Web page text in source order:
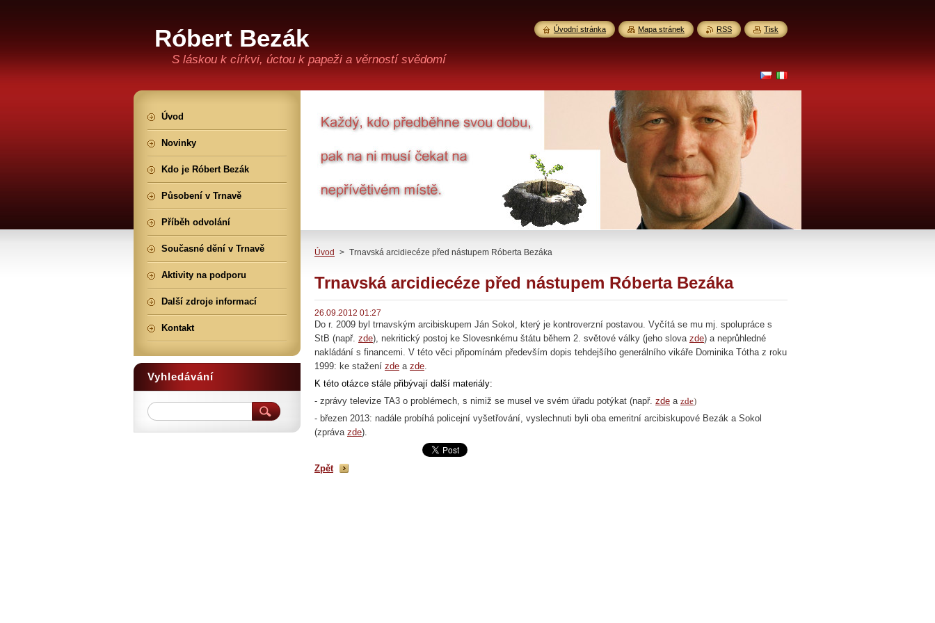
Róbert Bezák
S láskou k církvi, úctou k papeži a věrností svědomí
Úvod > Trnavská arcidiecéze před nástupem Róberta Bezáka
Trnavská arcidiecéze před nástupem Róberta Bezáka
26.09.2012 01:27
Do r. 2009 byl trnavským arcibiskupem Ján Sokol, který je kontroverzní postavou. Vyčítá se mu mj. spolupráce s
StB (např. zde), nekritický postoj ke Slovesnkému štátu během 2. světové války (jeho slova zde) a neprůhledné
nakládání s financemi. V této věci připomínám především dopis tehdejšího generálního vikáře Dominika Tótha z roku
1999: ke stažení zde a zde.
K této otázce stále přibývají další materiály:
- zprávy televize TA3 o problémech, s nimiž se musel ve svém úřadu potýkat (např. zde a zde)
- březen 2013: nadále probíhá policejní vyšetřování, vyslechnuti byli oba emeritní arcibiskupové Bezák a Sokol
(zpráva zde).
Zpět
Úvod
Novinky
Kdo je Róbert Bezák
Působení v Trnavě
Příběh odvolání
Současné dění v Trnavě
Aktivity na podporu
Další zdroje informací
Kontakt
Vyhledávání
Úvodní stránka Mapa stránek RSS Tisk